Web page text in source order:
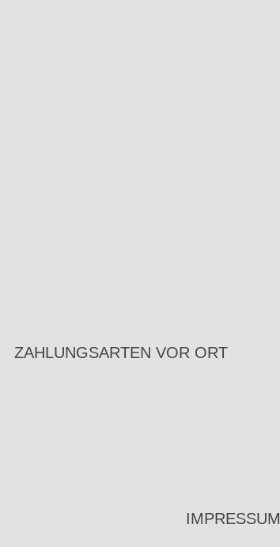
ZAHLUNGSARTEN VOR ORT
IMPRESSUM